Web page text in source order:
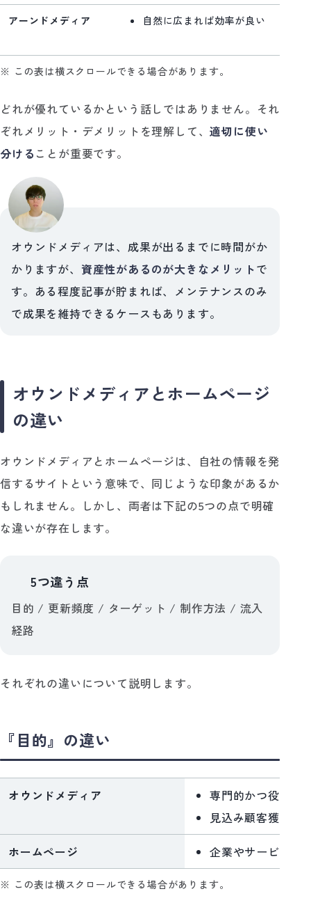
アーンドメディア 自然に広まれば効率が良い
※ この表は横スクロールできる場合があります。
どれが優れているかという話しではありません。それ
ぞれメリット・デメリットを理解して、適切に使い
分ける ことが重要です。
オウンドメディアは、成果が出るまでに時間がか
かりますが、 資産性があるのが大きなメリットで
す。ある程度記事が貯まれば、メンテナンスのみ
で成果を維持できるケースもあります。
オウンドメディアとホームページ
の違い
オウンドメディアとホームページは、自社の情報を発
信するサイトという意味で、同じような印象があるか
もしれません。しかし、両者は下記の5つの点で明確
な違いが存在します。
5つ違う点
目的 / 更新頻度 / ターゲット / 制作方法 / 流入
経路
それぞれの違いについて説明します。
『目的』の違い
オウンドメディア
専門的かつ役立つ
見込み顧客獲得や
ホームページ 企業やサービスの
※ この表は横スクロールできる場合があります。